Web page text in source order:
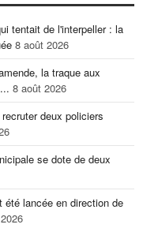
tentait de l'interpeller : la
8 août 2026
la traque aux
8 août 2026
deux policiers
se dote de deux
été lancée en direction de